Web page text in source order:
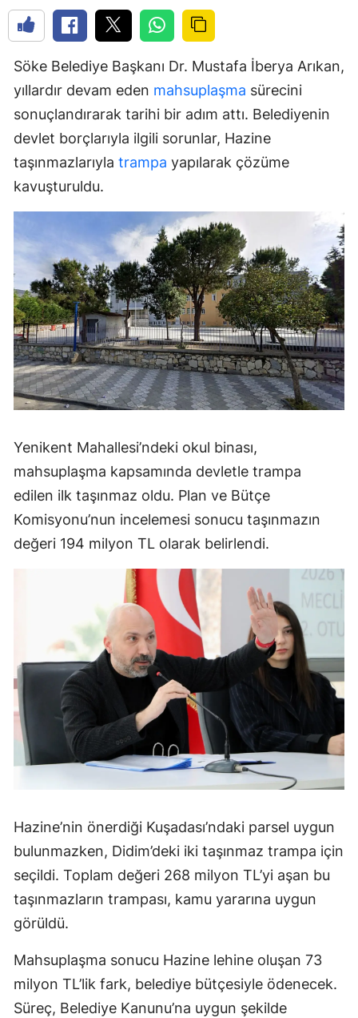
Söke Belediye Başkanı Dr. Mustafa İberya Arıkan,
yıllardır devam eden mahsuplaşma sürecini
sonuçlandırarak tarihi bir adım attı. Belediyenin
devlet borçlarıyla ilgili sorunlar, Hazine
taşınmazlarıyla trampa yapılarak çözüme
kavuşturuldu.
Yenikent Mahallesi’ndeki okul binası,
mahsuplaşma kapsamında devletle trampa
edilen ilk taşınmaz oldu. Plan ve Bütçe
Komisyonu’nun incelemesi sonucu taşınmazın
değeri 194 milyon TL olarak belirlendi.
Hazine’nin önerdiği Kuşadası’ndaki parsel uygun
bulunmazken, Didim’deki iki taşınmaz trampa için
seçildi. Toplam değeri 268 milyon TL’yi aşan bu
taşınmazların trampası, kamu yararına uygun
görüldü.
Mahsuplaşma sonucu Hazine lehine oluşan 73
milyon TL’lik fark, belediye bütçesiyle ödenecek.
Süreç, Belediye Kanunu’na uygun şekilde